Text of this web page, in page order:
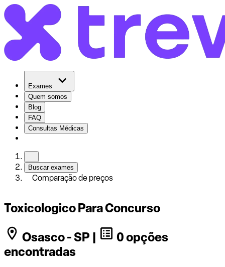
Exames
Quem somos
Blog
FAQ
Consultas Médicas
Buscar exames
Comparação de preços
Toxicologico Para Concurso
Osasco - SP |
0 opções
encontradas